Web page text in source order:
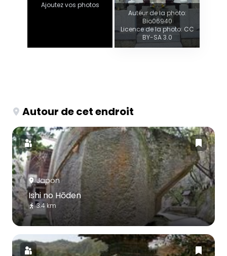
Ajoutez vos photos
Auteur de la photo:
Bio06940
Licence de la photo: CC
BY-SA 3.0
Autour de cet endroit
Japon
Ishi no Hōden
3.4 km